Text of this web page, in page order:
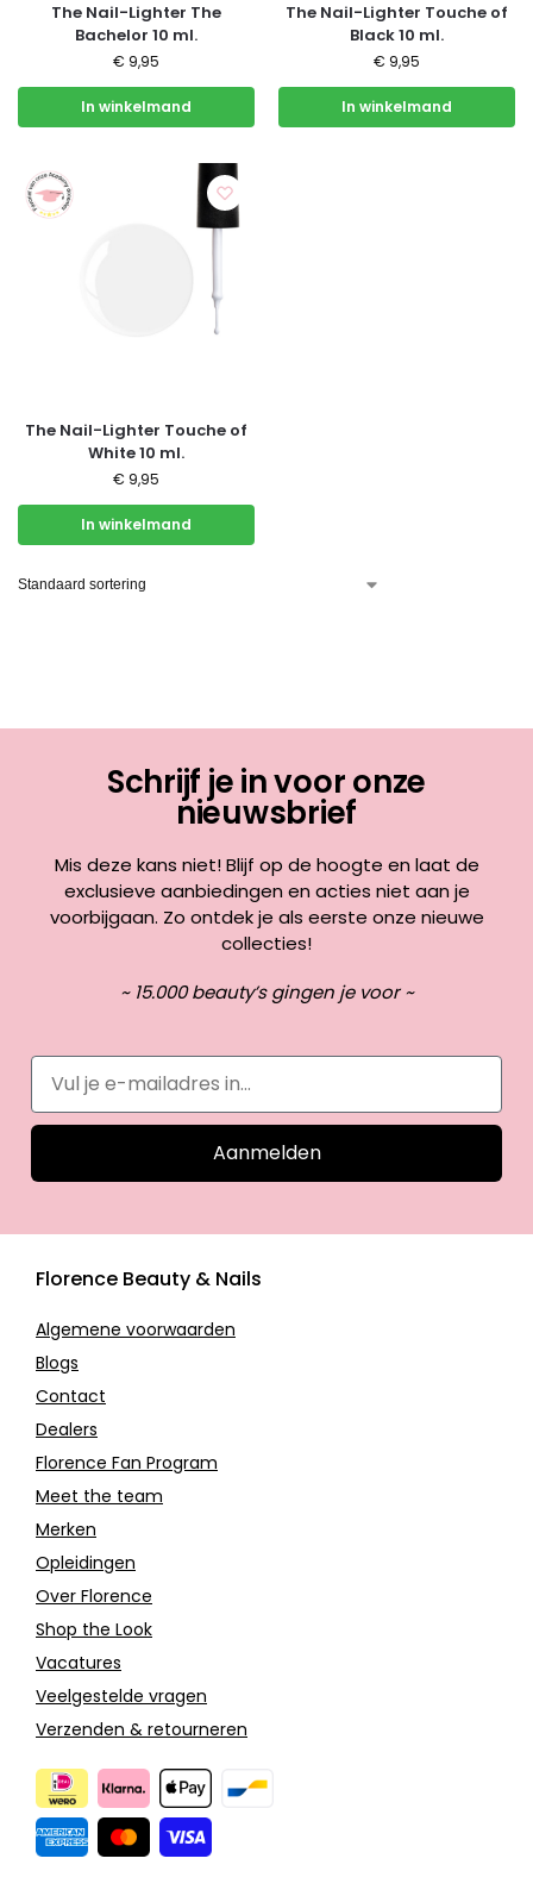
The Nail-Lighter The
Bachelor 10 ml.
€ 9,95
In winkelmand
The Nail-Lighter Touche of
Black 10 ml.
€ 9,95
In winkelmand
The Nail-Lighter Touche of
White 10 ml.
€ 9,95
In winkelmand
Schrijf je in voor onze
nieuwsbrief
Mis deze kans niet! Blijf op de hoogte en laat de
exclusieve aanbiedingen en acties niet aan je
voorbijgaan. Zo ontdek je als eerste onze nieuwe
collecties!
~ 15.000 beauty’s gingen je voor ~
Aanmelden
Florence Beauty & Nails
Algemene voorwaarden
Blogs
Contact
Dealers
Florence Fan Program
Meet the team
Merken
Opleidingen
Over Florence
Shop the Look
Vacatures
Veelgestelde vragen
Verzenden & retourneren